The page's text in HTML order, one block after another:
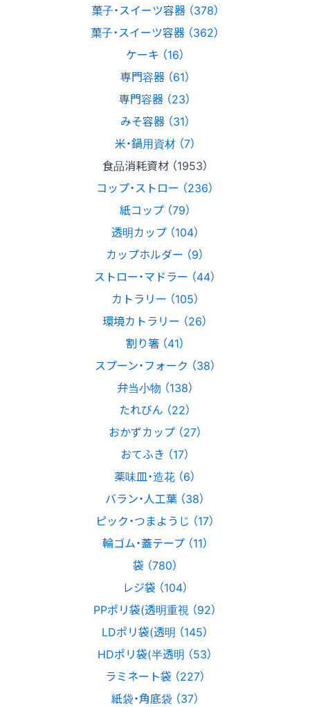
菓子・スイーツ容器 （378）
菓子・スイーツ容器 （362）
ケーキ （16）
専門容器 （61）
専門容器 （23）
みそ容器 （31）
米・鍋用資材 （7）
食品消耗資材 （1953）
コップ・ストロー （236）
紙コップ （79）
透明カップ （104）
カップホルダー （9）
ストロー・マドラー （44）
カトラリー （105）
環境カトラリー （26）
割り箸 （41）
スプーン・フォーク （38）
弁当小物 （138）
たれびん （22）
おかずカップ （27）
おてふき （17）
薬味皿・造花 （6）
バラン・人工葉 （38）
ピック・つまようじ （17）
輪ゴム・蓋テープ （11）
袋 （780）
レジ袋 （104）
PPポリ袋(透明重視 （92）
LDポリ袋(透明 （145）
HDポリ袋(半透明 （53）
ラミネート袋 （227）
紙袋・角底袋 （37）